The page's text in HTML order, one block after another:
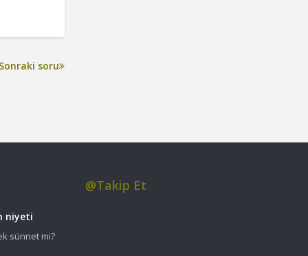
Sonraki soru
niyeti
sünnet mi?
@Takip Et